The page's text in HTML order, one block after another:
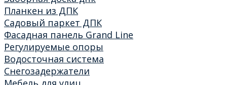
Планкен из ДПК
Садовый паркет ДПК
Фасадная панель Grand Line
Регулируемые опоры
Водосточная система
Снегозадержатели